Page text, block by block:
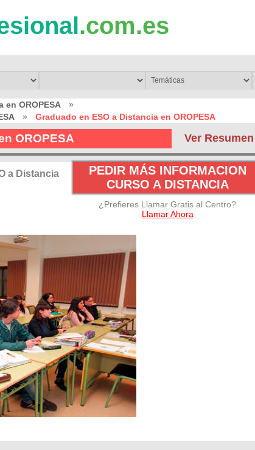
.com.es
en OROPESA
»
» Graduado en ESO a Distancia en OROPESA
Ver Resumen
OROPESA
PEDIR MÁS INFORMACION
CURSO A DISTANCIA
¿Prefieres Llamar Gratis al Centro?
Llamar Ahora
a Distancia